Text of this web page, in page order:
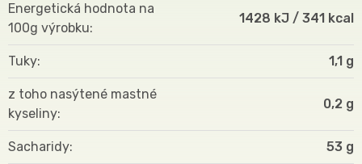
Energetická hodnota na
100g výrobku
1428 kJ / 341 kcal
Tuky 1,1 g
z toho nasýtené mastné
kyseliny
0,2 g
Sacharidy 53 g